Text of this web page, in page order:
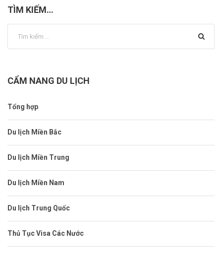
TÌM KIẾM…
CẨM NANG DU LỊCH
Tổng hợp
Du lịch Miền Bắc
Du lịch Miền Trung
Du lịch Miền Nam
Du lịch Trung Quốc
Thủ Tục Visa Các Nước